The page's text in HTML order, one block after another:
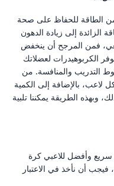
الطاقة للحفاظ على صحة
الزائدة إلى زيادة الدهون
فمن المرجح أن ينخفض
الكربوهيدرات لعضلاتك
التدريب والمنافسة. من
لاعب، بالإضافة إلى الكمية
وبهذه الطريقة يمكننا تلبية
سريع وأفضل للاعبي كرة
فيجب أن نأخذ في الاعتبار